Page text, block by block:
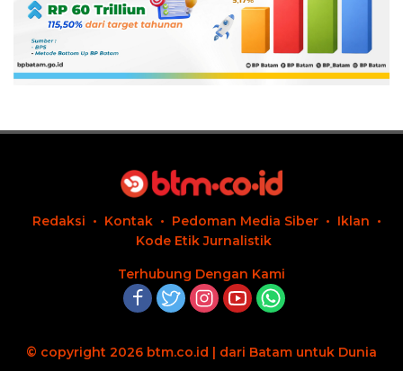
Redaksi Kontak Pedoman Media Siber
Iklan
Kode Etik Jurnalistik
Terhubung Dengan Kami
© copyright 2026 btm.co.id | dari Batam untuk Dunia